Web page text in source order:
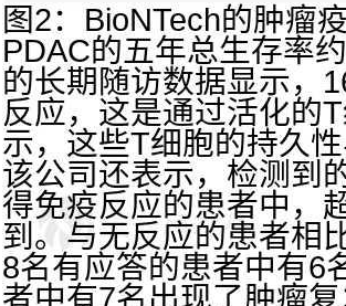
图2：BioNTech的肿瘤
PDAC的五年总生存率
的长期随访数据显示，
反应，这是通过活化的
示，这些T细胞的持久
该公司还表示，检测到
得免疫反应的患者中，
到。与无反应的患者相
8名有应答的患者中有6
者中有7名出现了肿瘤